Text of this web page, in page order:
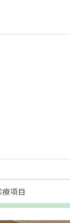
療項目